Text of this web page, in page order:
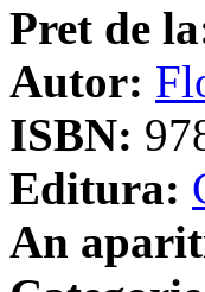
Pret de
Autor:
ISBN:
Editura:
An